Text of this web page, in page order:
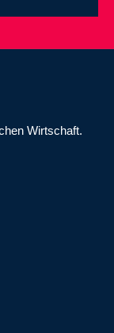
Wirtschaft.